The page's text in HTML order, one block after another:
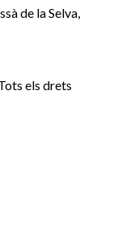
de la Selva,
els drets